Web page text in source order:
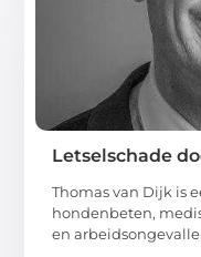
Letselschade
Thomas van Dijk is
hondenbeten,
en